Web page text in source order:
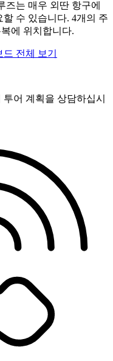
즈는 매우 외딴 항구에
수 있습니다. 4개의 주
에 위치합니다.
전체 보기
어 계획을 상담하십시